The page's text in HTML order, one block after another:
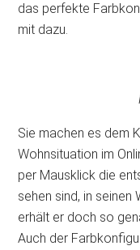
das perfekte
mit dazu.
Sie machen es dem
Wohnsituation im
per Mausklick die
sehen sind, in seinen
erhält er doch so
Auch der